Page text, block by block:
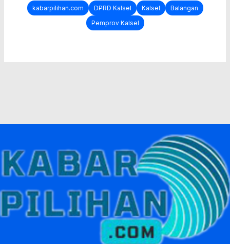
kabarpilihan.com DPRD Kalsel Kalsel
Balangan
Pemprov Kalsel